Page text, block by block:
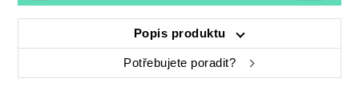
Popis produktu
Potřebujete poradit?